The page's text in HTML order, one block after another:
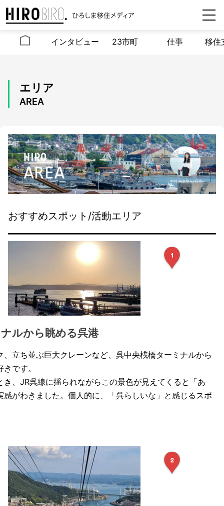
インタビュー 23市町 仕事 移住
エリア
AREA
おすすめスポット/活動エリア
ルから眺める呉港
、立ち並ぶ巨大クレーンなど、呉中央桟橋ターミナルから
です。
き、JR呉線に揺られながらこの景色が見えてくると「あ
感がわきました。個人的に、「呉らしいな」と感じるスポ